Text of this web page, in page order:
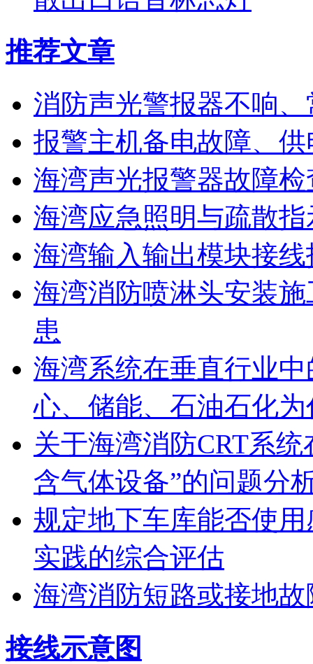
推荐文章
消防声光警报器不响
报警主机备电故障、
海湾声光报警器故障
海湾应急照明与疏散
海湾输入输出模块接
海湾消防喷淋头安装
患
海湾系统在垂直行业
心、储能、石油石化
关于海湾消防CRT系
含气体设备”的问题分
规定地下车库能否使
实践的综合评估
海湾消防短路或接地
接线示意图